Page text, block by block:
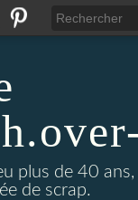
plus de 40
de scrap.